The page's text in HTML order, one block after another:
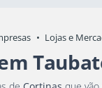
Lojas e